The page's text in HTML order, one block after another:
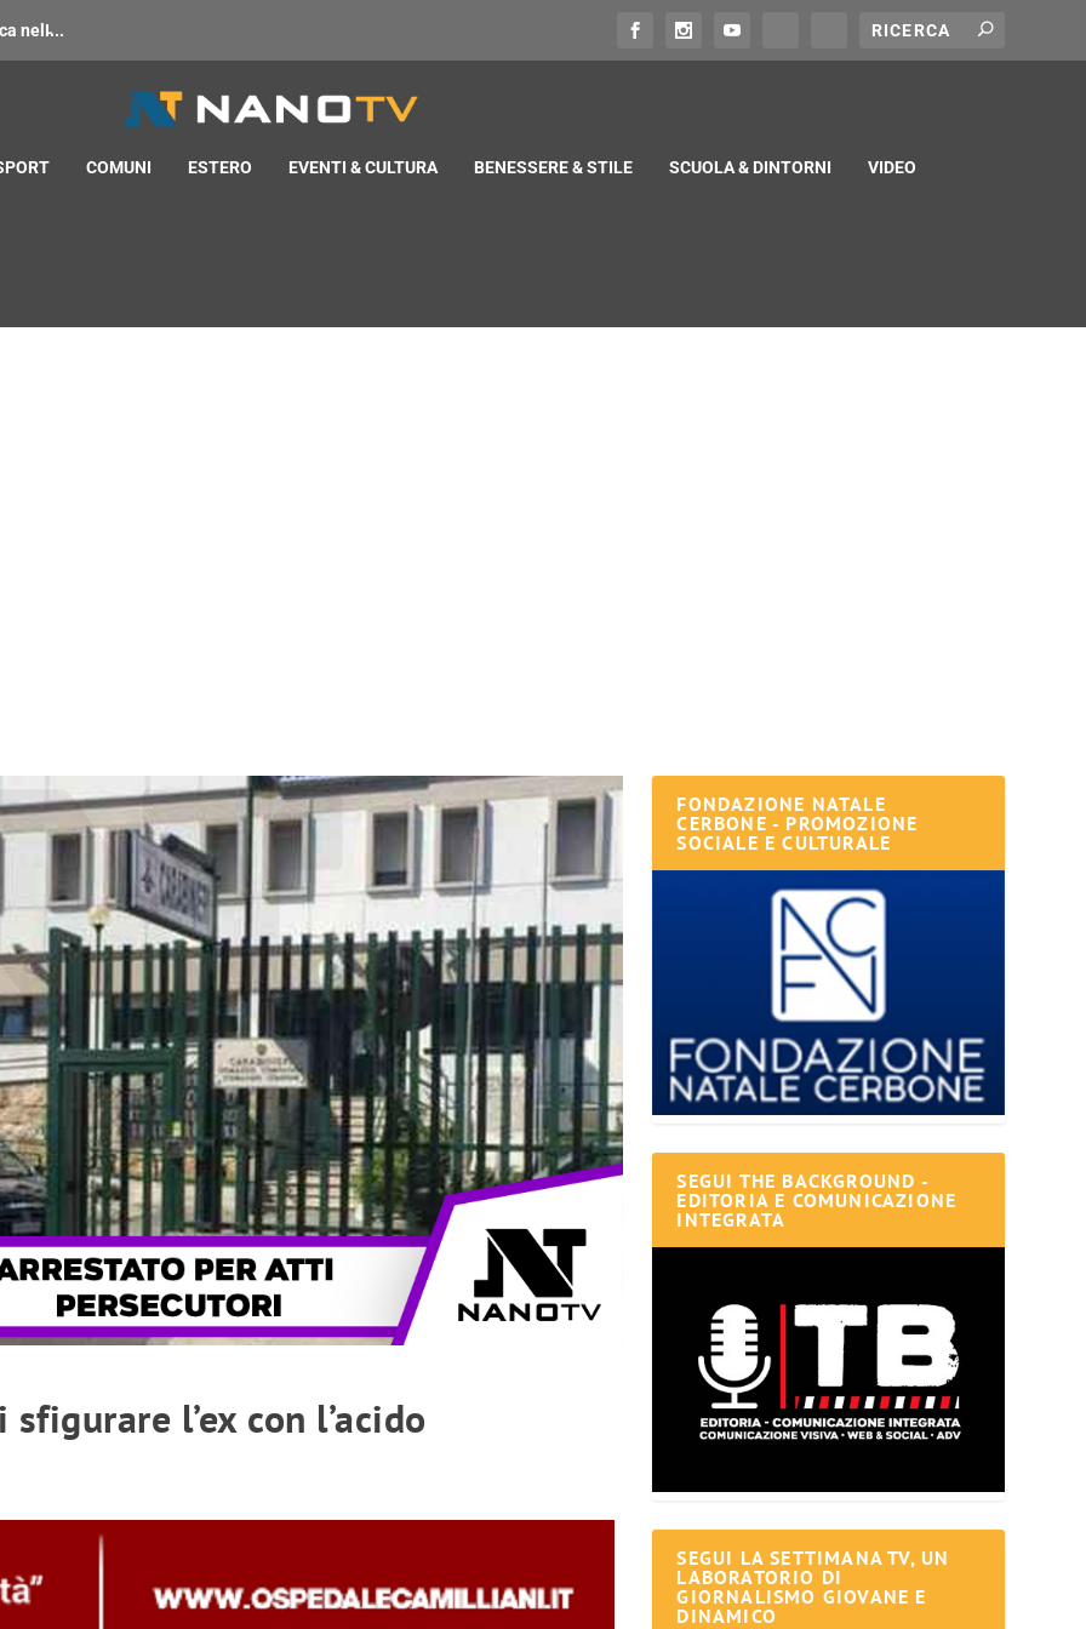
nell̵...
COMUNI ESTERO EVENTI & CULTURA BENESSERE & STILE SCUOLA & DINTORNI VIDEO
l’ex con l’acido
FONDAZIONE NATALE
CERBONE - PROMOZIONE
SOCIALE E CULTURALE
SEGUI THE BACKGROUND -
EDITORIA E COMUNICAZIONE
INTEGRATA
SEGUI LA SETTIMANA TV, UN
LABORATORIO DI
GIORNALISMO GIOVANE E
DINAMICO